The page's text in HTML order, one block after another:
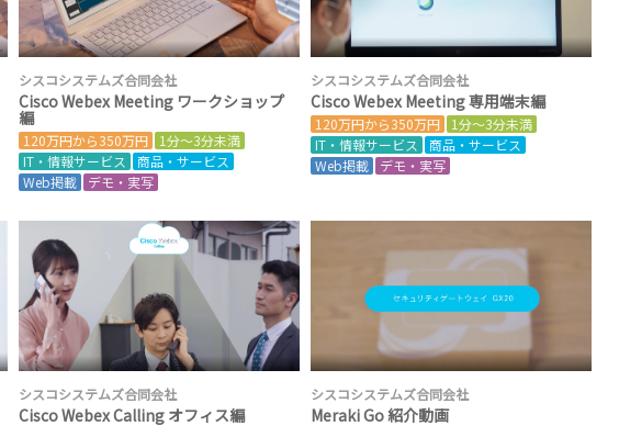
シスコシステムズ合同会社
Cisco Webex Meeting ワークショップ
編
120万円から350万円
1分～3分未満
IT・情報サービス
商品・サービス
Web掲載
デモ・実写
シスコシステムズ合同会社
Cisco Webex Meeting 専用端末編
120万円から350万円
1分～3分未満
IT・情報サービス
商品・サービス
Web掲載
デモ・実写
シスコシステムズ合同会社
Cisco Webex Calling オフィス編
シスコシステムズ合同会社
Meraki Go 紹介動画